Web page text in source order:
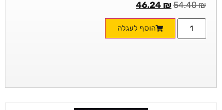
54.40₪
46.24 ₪
הוסף לעגלה